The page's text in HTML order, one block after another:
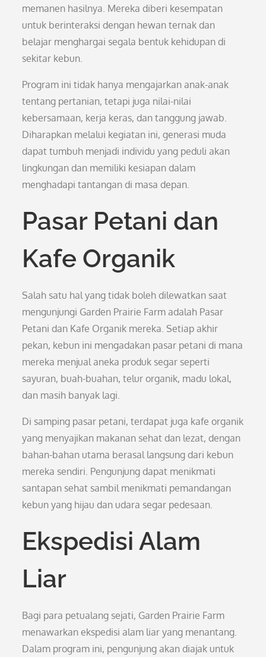
memanen hasilnya. Mereka diberi kesempatan
untuk berinteraksi dengan hewan ternak dan
belajar menghargai segala bentuk kehidupan di
sekitar kebun.
Program ini tidak hanya mengajarkan anak-anak
tentang pertanian, tetapi juga nilai-nilai
kebersamaan, kerja keras, dan tanggung jawab.
Diharapkan melalui kegiatan ini, generasi muda
dapat tumbuh menjadi individu yang peduli akan
lingkungan dan memiliki kesiapan dalam
menghadapi tantangan di masa depan.
Pasar Petani dan
Kafe Organik
Salah satu hal yang tidak boleh dilewatkan saat
mengunjungi Garden Prairie Farm adalah Pasar
Petani dan Kafe Organik mereka. Setiap akhir
pekan, kebun ini mengadakan pasar petani di mana
mereka menjual aneka produk segar seperti
sayuran, buah-buahan, telur organik, madu lokal,
dan masih banyak lagi.
Di samping pasar petani, terdapat juga kafe organik
yang menyajikan makanan sehat dan lezat, dengan
bahan-bahan utama berasal langsung dari kebun
mereka sendiri. Pengunjung dapat menikmati
santapan sehat sambil menikmati pemandangan
kebun yang hijau dan udara segar pedesaan.
Ekspedisi Alam
Liar
Bagi para petualang sejati, Garden Prairie Farm
menawarkan ekspedisi alam liar yang menantang.
Dalam program ini, pengunjung akan diajak untuk